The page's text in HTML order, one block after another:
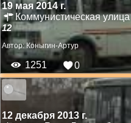
19 мая 2014 г.
Коммунистическая улица
12
Автор: Коныгин-Артур
1251 0
12 декабря 2013 г.